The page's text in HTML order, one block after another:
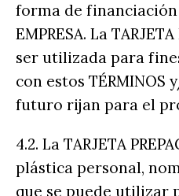
forma de
EMPRESA. La
ser utilizada para
con estos TÉRMINOS
futuro rijan para el
4.2. La TARJETA
plástica personal,
que se puede utilizar